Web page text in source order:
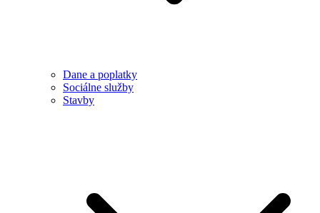
Dane a poplatky
Sociálne služby
Stavby